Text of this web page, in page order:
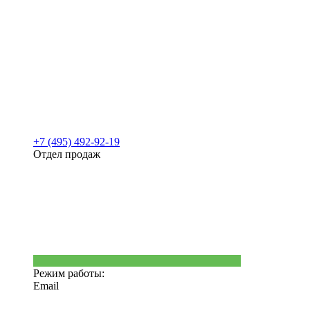
+7 (495) 492-92-19
Отдел продаж
Режим работы:
Email